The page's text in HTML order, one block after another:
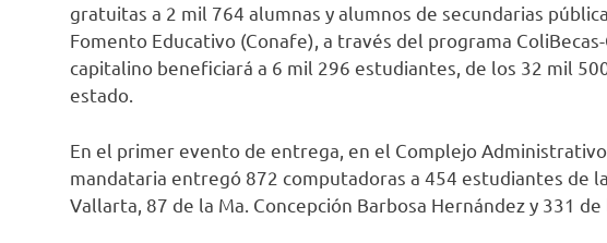
gratuitas a 2 mil 764 alumnas y alumnos de secundarias
Fomento Educativo (Conafe), a través del programa
capitalino beneficiará a 6 mil 296 estudiantes, de los 32 mil
estado.
En el primer evento de entrega, en el Complejo
mandataria entregó 872 computadoras a 454 estudiantes de
Vallarta, 87 de la Ma. Concepción Barbosa Hernández y 331